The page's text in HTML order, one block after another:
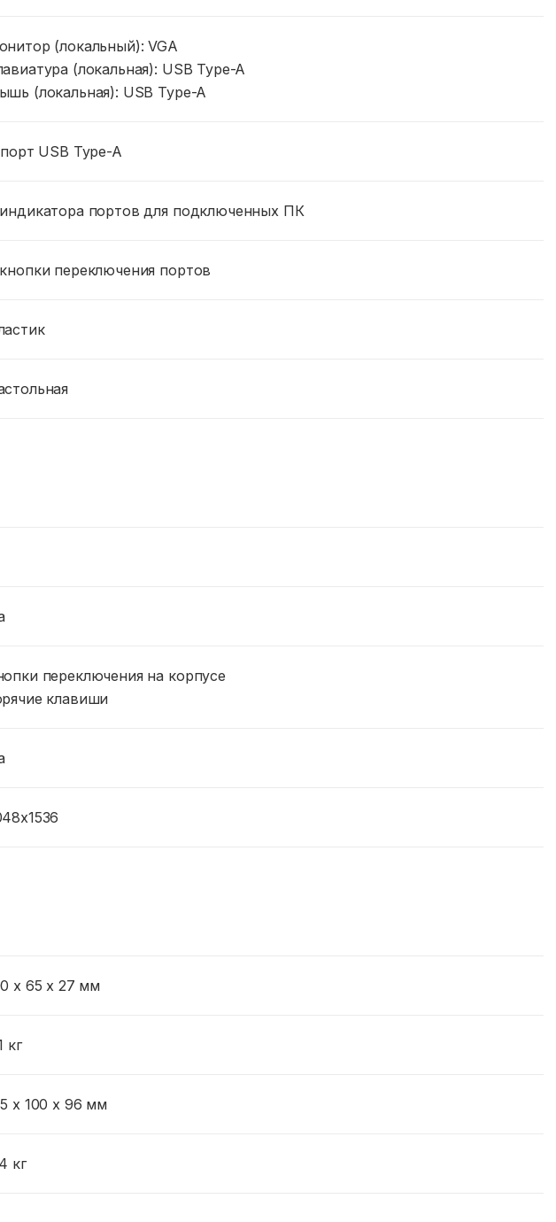
(локальный): VGA
(локальная): USB Type-A
(локальная): USB Type-A
USB Type-A
портов для подключенных ПК
переключения портов
переключения на корпусе
клавиши
x 65 x 27 мм
кг
х 100 х 96 мм
кг